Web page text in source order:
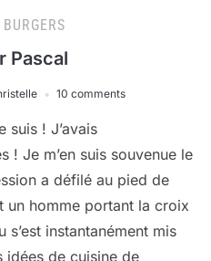
Pascal
10 comments
suis ! J’avais
! Je m’en suis souvenue le
a défilé au pied de
un homme portant la croix
instantanément mis
idées de cuisine de